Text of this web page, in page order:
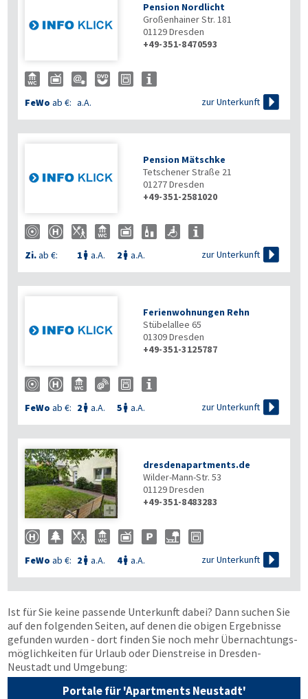
Pension Nordlicht
Großenhainer Str. 181
01129Dresden
+49-351-8470593
FeWo ab €: a.A. zur Unterkunft 
Pension Mätschke
Tetschener Straße 21
01277Dresden
+49-351-2581020
Zi.ab €: 1  a.A. 2  a.A. zur Unterkunft 
Ferienwohnungen Rehn
Stübelallee 65
01309Dresden
+49-351-3125787
FeWo ab €: 2  a.A. 5  a.A. zur Unterkunft 

dresdenapartments.de
Wilder-Mann-Str. 53
01129Dresden
+49-351-8483283
FeWo ab €: 2  a.A. 4 a.A. zur Unterkunft 
Ist für Sie keine passende Unterkunft dabei? Dann suchen Sie
auf den folgenden Seiten, auf denen die obigen Ergebnisse
gefunden wurden - dort finden Sie noch mehr Übernachtungs­
möglichkeiten für Urlaub oder Dienstreise in Dresden-
Neustadt und Umgebung:
Portale für 'Apartments Neustadt'